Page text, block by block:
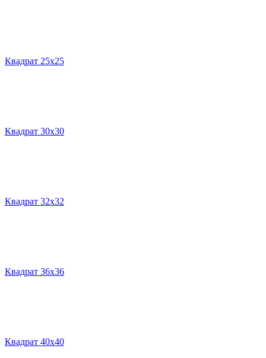
Квадрат 25х25
Квадрат 30х30
Квадрат 32х32
Квадрат 36х36
Квадрат 40х40